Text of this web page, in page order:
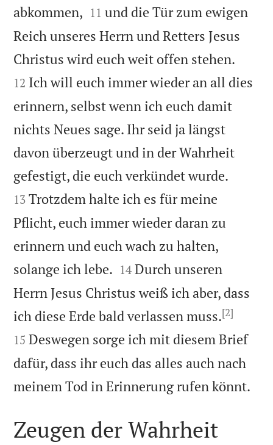
abkommen, 

11 und die Tür zum ewigen
Reich unseres Herrn und Retters Jesus
Christus wird euch weit offen stehen.
12 Ich will euch immer wieder an all dies
erinnern, selbst wenn ich euch damit
nichts Neues sage. Ihr seid ja längst
davon überzeugt und in der Wahrheit
gefestigt, die euch verkündet wurde.
13 Trotzdem halte ich es für meine
Pflicht, euch immer wieder daran zu
erinnern und euch wach zu halten,
solange ich lebe. 

14 Durch unseren
Herrn Jesus Christus weiß ich aber, dass
ich diese Erde bald verlassen muss.[2]
15 Deswegen sorge ich mit diesem Brief
dafür, dass ihr euch das alles auch nach
meinem Tod in Erinnerung rufen könnt.
Zeugen der Wahrheit